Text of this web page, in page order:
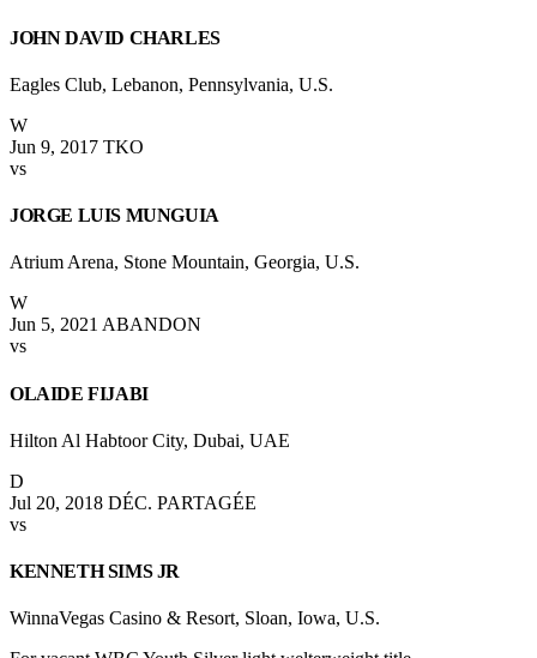
JOHN DAVID CHARLES
Eagles Club, Lebanon, Pennsylvania, U.S.
W
Jun 9, 2017 TKO
vs
JORGE LUIS MUNGUIA
Atrium Arena, Stone Mountain, Georgia, U.S.
W
Jun 5, 2021 ABANDON
vs
OLAIDE FIJABI
Hilton Al Habtoor City, Dubai, UAE
D
Jul 20, 2018 DÉC. PARTAGÉE
vs
KENNETH SIMS JR
WinnaVegas Casino & Resort, Sloan, Iowa, U.S.